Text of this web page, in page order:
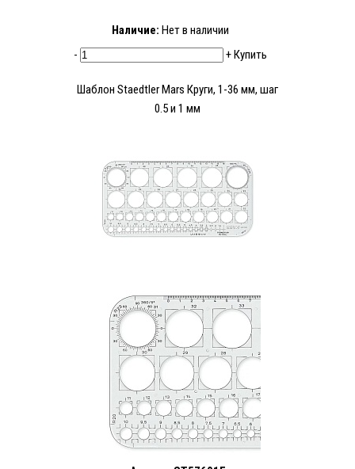
Наличие: Нет в наличии
-
+Купить
Шаблон Staedtler Mars Круги, 1-36 мм, шаг
0.5 и 1 мм